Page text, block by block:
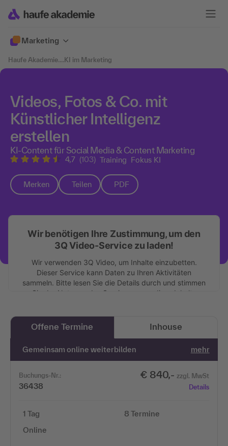
Marketing
Haufe Akademie....KI im Marketing
Videos, Fotos & Co. mit
Künstlicher Intelligenz
erstellen
KI-Content für Social Media & Content Marketing
4,7 (103) Training Fokus KI
Merken Teilen PDF
Wir benötigen Ihre Zustimmung, um den
3Q Video-Service zu laden!
Wir verwenden 3Q Video, um Inhalte einzubetten.
Dieser Service kann Daten zu Ihren Aktivitäten
sammeln. Bitte lesen Sie die Details durch und stimmen
Sie der Nutzung des Service zu, um diese Inhalte
Mehr Informationen
Akzeptieren
Offene Termine Inhouse
Gemeinsam online weiterbilden mehr
Buchungs-Nr.:
36438
€ 840,- zzgl. MwSt
Details
1 Tag
Online
8 Termine